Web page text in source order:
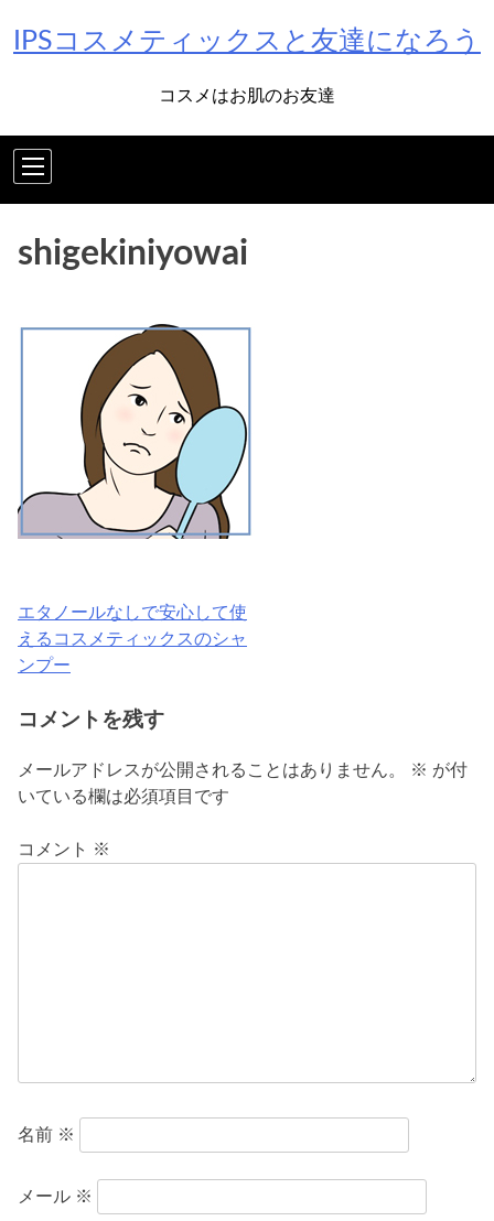
IPSコスメティックスと友達になろう
コスメはお肌のお友達
shigekiniyowai
投
稿
ゲ
シ
エタノールなしで安心して使
えるコスメティックスのシャ
ンプー
コメントを残す
メールアドレスが公開されることはありません。 ※ が付
いている欄は必須項目です
コメント ※
名前 ※
メール ※